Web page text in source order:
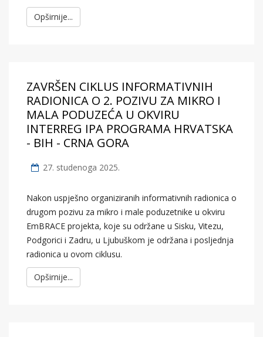
Opširnije...
ZAVRŠEN CIKLUS INFORMATIVNIH
RADIONICA O 2. POZIVU ZA MIKRO I
MALA PODUZEĆA U OKVIRU
INTERREG IPA PROGRAMA HRVATSKA
- BIH - CRNA GORA
27. studenoga 2025.
Nakon uspješno organiziranih informativnih radionica o
drugom pozivu za mikro i male poduzetnike u okviru
EmBRACE projekta, koje su održane u Sisku, Vitezu,
Podgorici i Zadru, u Ljubuškom je održana i posljednja
radionica u ovom ciklusu.
Opširnije...